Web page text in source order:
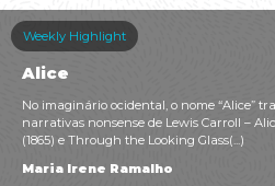
Weekly Highlight
Alice
No imaginário ocidental, o nome “Alice”
narrativas nonsense de Lewis Carroll –
(1865) e Through the Looking Glass(...)
Maria Irene Ramalho